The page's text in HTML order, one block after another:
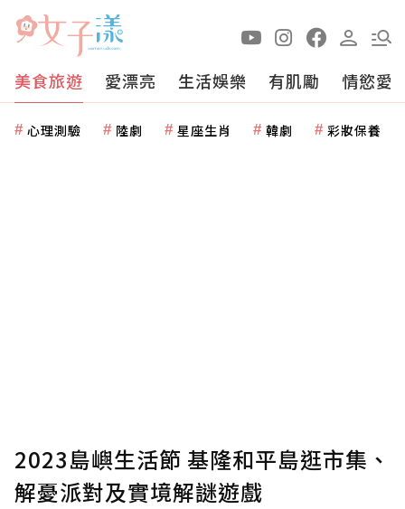
美食旅遊 愛漂亮 生活娛樂 有肌勵 情慾愛
心理測驗 陸劇 星座生肖 韓劇 彩妝保養
2023島嶼生活節 基隆和平島逛市集、
解憂派對及實境解謎遊戲